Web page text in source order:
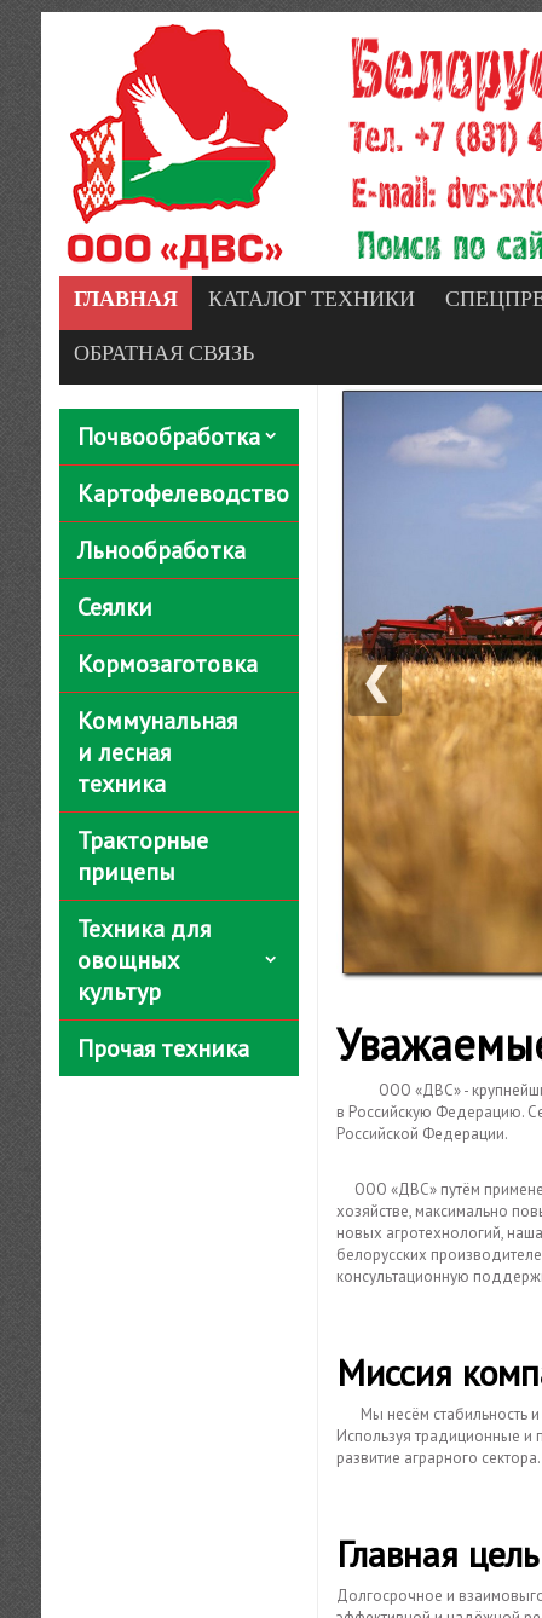
ГЛАВНАЯ КАТАЛОГ ТЕХНИКИ
ОБРАТНАЯ СВЯЗЬ
Почвообработка
Картофелеводство
Льнообработка
Сеялки
Кормозаготовка
Коммунальная
и лесная
техника
Тракторные
прицепы
Техника для
овощных
культур
Прочая техника
❮
ООО «ДВС» - крупнейший поставщик сельскохозяйственной техники производства Республики Беларусь
в Российскую Федерацию.
Российской Федерации.
ООО «ДВС» путём
хозяйстве, максимально
новых агротехнологий,
белорусских
консультационную
Миссия
Мы несём
Используя традиционные и
развитие аграрного сектора.
Главная цель
Долгосрочное и